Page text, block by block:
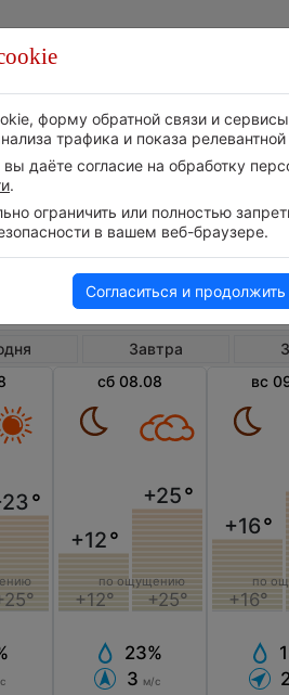
Погода в Блансдоне
Завтра
°
сб 08.08
+12°
+12°
+25°
+25°
по ощущению
23%
3 м/с
вс
+16°
+16°
по
форму обратной связи и
трафика и показа
даёте согласие на обработку
.
ограничить или полностью
в вашем веб-браузере.
Согласиться и продолжить